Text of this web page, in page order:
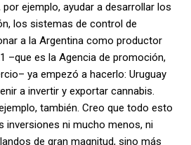
ejemplo, ayudar a desarrollar los
los sistemas de control de
a la Argentina como productor
–que es la Agencia de promoción,
ya empezó a hacerlo: Uruguay
a invertir y exportar cannabis.
también. Creo que todo esto
inversiones ni mucho menos, ni
de gran magnitud, sino más